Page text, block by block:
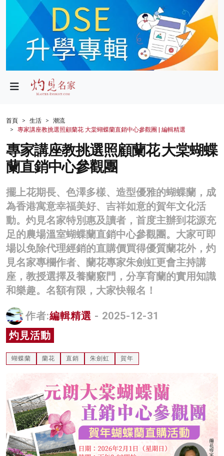
政局
財經
生活
健康
商業
科技
影片
名家榜
灼見活動
關於我們
首頁 生活
潮流
專家講座教挑選照顧蘭花 大棠蝴蝶蘭直銷中心參觀團 | 編輯精選
專家講座教挑選照顧蘭花 大棠蝴蝶
蘭直銷中心參觀團
擺上花期長、色澤多樣、造型優雅的蝴蝶蘭，成
為香港寓意幸福美好、吉祥如意的賀年文化活
動。灼見名家特別惠及讀者，首度主辦到花源充
足的農場溫室蝴蝶蘭直銷中心參觀團。大家可即
場以免除代理經銷的直購價買得優質蘭花外，灼
見名家專欄作者、蘭花專家朱劍虹更會主持講
座，教授選擇及養蘭竅門，分享育蘭的實用知識
和樂趣。名額有限，大家快報名！
作者:編輯精選 - 2025-12-31
灼見活動
蝴蝶蘭 蘭花 直銷 朱劍虹 賀年